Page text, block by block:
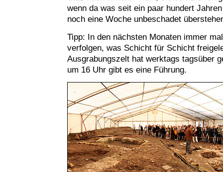
wenn da was seit ein paar hundert
noch eine Woche unbeschadet
Tipp: In den nächsten Monaten immer
verfolgen, was Schicht für Schicht
Ausgrabungszelt hat werktags tagsüber
um 16 Uhr gibt es eine Führung.